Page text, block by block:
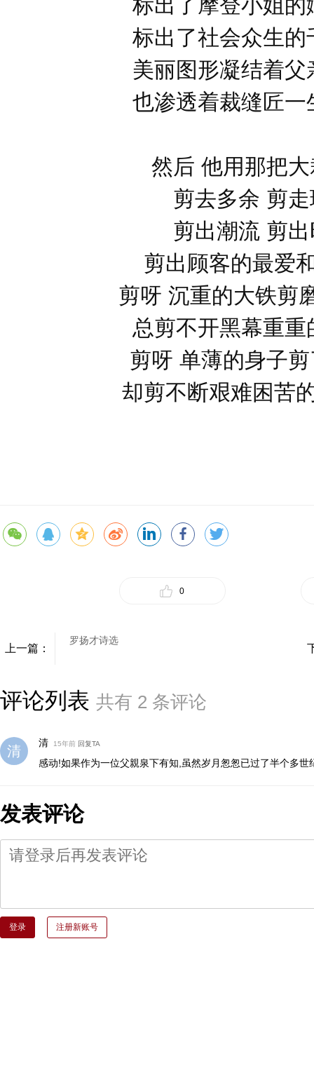
标出了摩登小姐的
标出了社会众生的
美丽图形凝结着父
也渗透着裁缝匠一
然后 他用那把
剪去多余 剪
剪出潮流 剪
剪出顾客的最爱
剪呀 沉重的大铁剪
总剪不开黑幕重重
剪呀 单薄的身子
却剪不断艰难困苦
0
上一篇：
罗扬才诗选
评论列表 共有 2 条评论
清 15年前 回复TA
感动!如果作为一位父親泉下有知,虽然岁月怱怱已过了半个多
发表评论
登录 注册新账号